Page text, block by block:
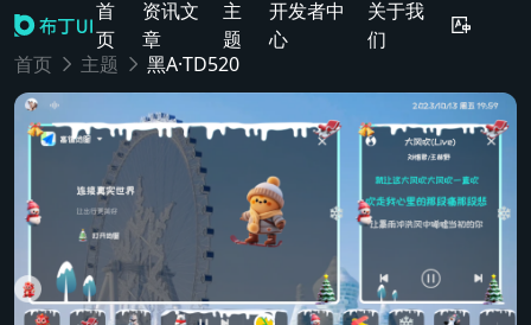
首
页
资讯文
章
主
题
开发者中
心
关于我
们
首页
主题 黑A·TD520